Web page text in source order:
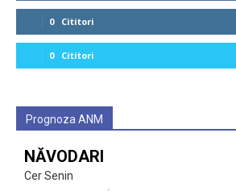
0 Cititori
0 Cititori
Prognoza ANM
NĂVODARI
Cer Senin